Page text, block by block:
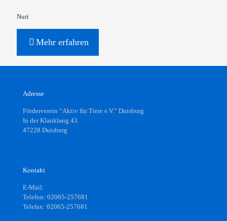
Nuri
Mehr erfahren
Adresse
Förderverein “Aktiv für Tiere e.V.” Duisburg
In der Klanklang 43
47228 Duisburg
Kontakt
E-Mail:
Telefon: 02065-257681
Telefax: 02065-257681